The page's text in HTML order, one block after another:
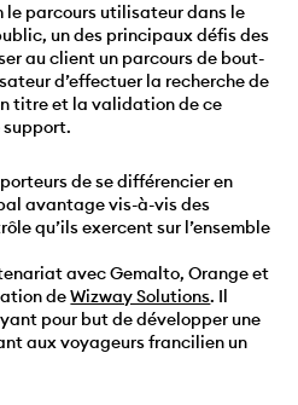
le parcours utilisateur dans le
un des principaux défis des
au client un parcours de bout-
d’effectuer la recherche de
titre et la validation de ce
support.
de se différencier en
avantage vis-à-vis des
qu’ils exercent sur l’ensemble
avec Gemalto, Orange et
deWizway Solutions. Il
pour but de développer une
aux voyageurs francilien un